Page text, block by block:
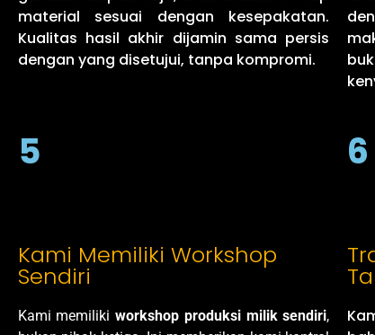
material sesuai dengan kesepakatan.
Kualitas hasil akhir dijamin sama persis
dengan yang disetujui, tanpa kompromi.
5
Kami Memiliki Workshop
Sendiri
Kami memilikiworkshop produksi milik sendiri,
6